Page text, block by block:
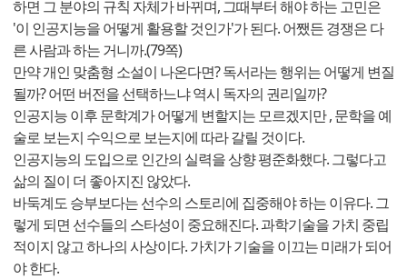
하면 그 분야의 규칙 자체가 바뀌며, 그때부터 해야 하는 고민은
'이 인공지능을 어떻게 활용할 것인가'가 된다. 어쨌든 경쟁은 다
른 사람과 하는 거니까.(79쪽)
만약 개인 맞춤형 소설이 나온다면? 독서라는 행위는 어떻게 변질
될까? 어떤 버전을 선택하느냐 역시 독자의 권리일까?
인공지능 이후 문학계가 어떻게 변할지는 모르겠지만 , 문학을 예
술로 보는지 수익으로 보는지에 따라 갈릴 것이다.
인공지능의 도입으로 인간의 실력을 상향 평준화했다. 그렇다고
삶의 질이 더 좋아지진 않았다.
바둑계도 승부보다는 선수의 스토리에 집중해야 하는 이유다. 그
렇게 되면 선수들의 스타성이 중요해진다. 과학기술을 가치 중립
적이지 않고 하나의 사상이다. 가치가 기술을 이끄는 미래가 되어
야 한다.